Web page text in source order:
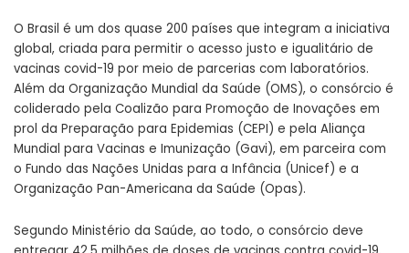
O Brasil é um dos quase 200 países que integram a iniciativa
global, criada para permitir o acesso justo e igualitário de
vacinas covid-19 por meio de parcerias com laboratórios.
Além da Organização Mundial da Saúde (OMS), o consórcio é
coliderado pela Coalizão para Promoção de Inovações em
prol da Preparação para Epidemias (CEPI) e pela Aliança
Mundial para Vacinas e Imunização (Gavi), em parceira com
o Fundo das Nações Unidas para a Infância (Unicef) e a
Organização Pan-Americana da Saúde (Opas).
Segundo Ministério da Saúde, ao todo, o consórcio deve